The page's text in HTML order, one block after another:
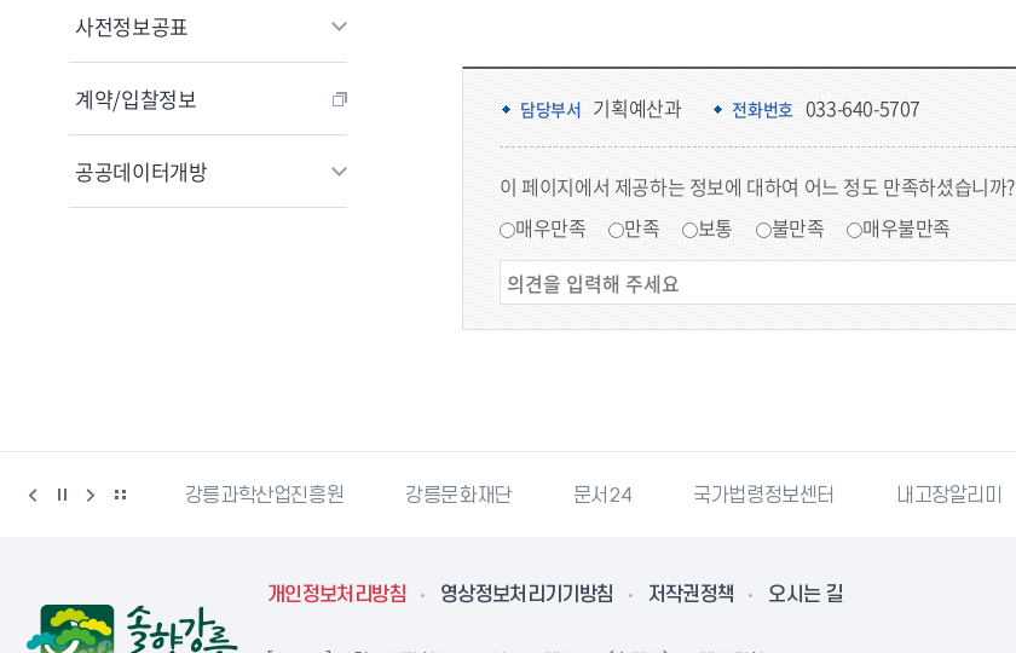
사전정보공표
계약/입찰정보
공공데이터개방
담당부서 기획예산과 전화번호 033-640-5707
이 페이지에서 제공하는 정보에 대하여 어느 정도 만족하셨습니까?
매우만족
만족 보통 불만족 매우불만족
강릉커피축제 강릉과학산업진흥원 강릉문화재단 문서24 국가법령정보센터 내고장알리미
개인정보처리방침 영상정보처리기기방침 저작권정책 오시는 길